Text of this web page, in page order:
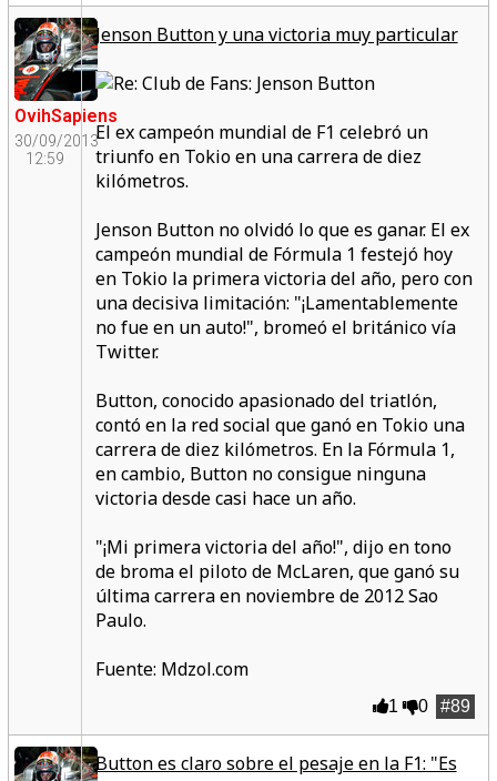
OvihSapiens
30/09/2013
12:59
Jenson Button y una victoria muy particular
El ex campeón mundial de F1 celebró un
triunfo en Tokio en una carrera de diez
kilómetros.
Jenson Button no olvidó lo que es ganar. El ex
campeón mundial de Fórmula 1 festejó hoy
en Tokio la primera victoria del año, pero con
una decisiva limitación: "¡Lamentablemente
no fue en un auto!", bromeó el británico vía
Twitter.
Button, conocido apasionado del triatlón,
contó en la red social que ganó en Tokio una
carrera de diez kilómetros. En la Fórmula 1,
en cambio, Button no consigue ninguna
victoria desde casi hace un año.
"¡Mi primera victoria del año!", dijo en tono
de broma el piloto de McLaren, que ganó su
última carrera en noviembre de 2012 Sao
Paulo.
Fuente: Mdzol.com
#89
1 0
Button es claro sobre el pesaje en la F1: "Es